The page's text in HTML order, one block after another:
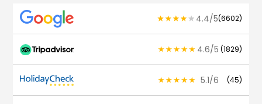
4.4/5(6602)
4.6/5 (1829)
5.1/6 (45)